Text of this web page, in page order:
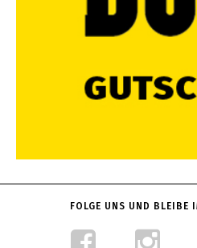
FOLGE UNS UND BLEIBE